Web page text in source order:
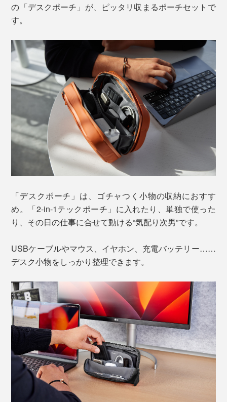
の「デスクポーチ」が、ピッタリ収まるポーチセットで
す。
「デスクポーチ」は、ゴチャつく小物の収納におすす
め。「2-in-1テックポーチ」に入れたり、単独で使った
り、その日の仕事に合せて動ける“気配り次男”です。
USBケーブルやマウス、イヤホン、充電バッテリー……
デスク小物をしっかり整理できます。